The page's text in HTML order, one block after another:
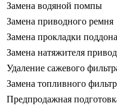
Замена водяной помпы
Замена приводного ремня
Замена прокладки
Замена натяжителя
Удаление сажевого
Замена топливного
Предпродажная